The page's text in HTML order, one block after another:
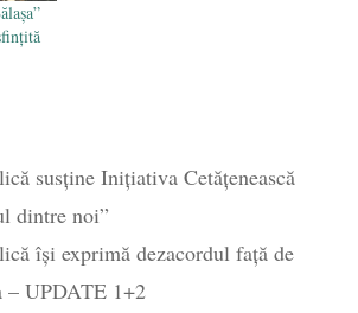
susţine Iniţiativa Cetăţenească
dintre noi”
îşi exprimă dezacordul faţă de
– UPDATE 1+2